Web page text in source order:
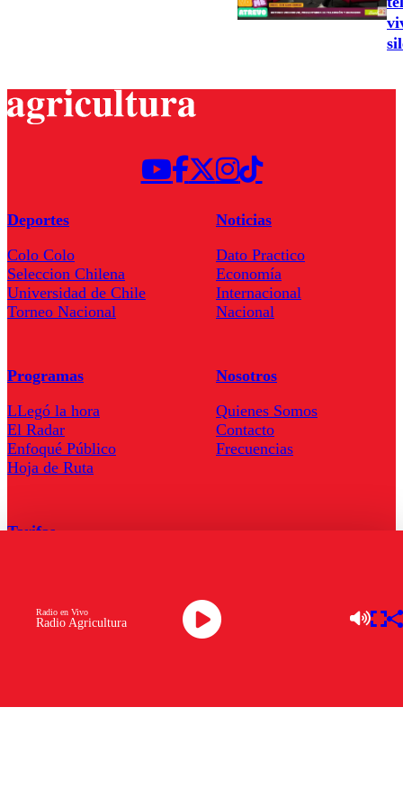
Radio Agricultura
Radio en Vivo
Deportes
Colo Colo
Seleccion Chilena
Universidad de Chile
Torneo Nacional
Noticias
Dato Practico
Economía
Internacional
Nacional
Programas
LLegó la hora
El Radar
Enfoqué Público
Hoja de Ruta
Nosotros
Quienes Somos
Contacto
Frecuencias
Tarifas
Descarga la APP